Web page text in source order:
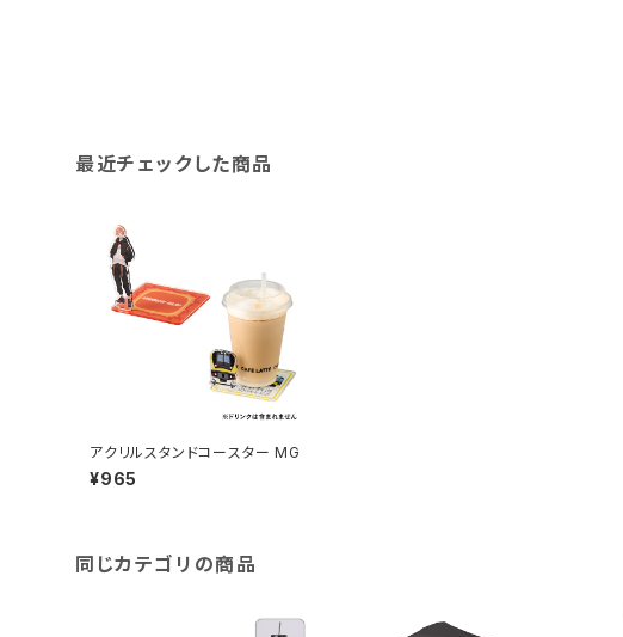
最近チェックした商品
アクリルスタンドコースター MG
¥965
同じカテゴリの商品